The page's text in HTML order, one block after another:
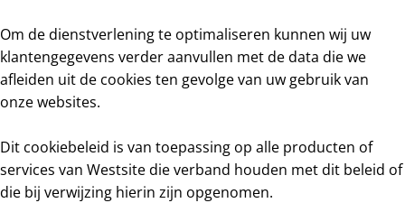
Om de dienstverlening te optimaliseren kunnen wij uw
klantengegevens verder aanvullen met de data die we
afleiden uit de cookies ten gevolge van uw gebruik van
onze websites.
Dit cookiebeleid is van toepassing op alle producten of
services van Westsite die verband houden met dit beleid of
die bij verwijzing hierin zijn opgenomen.